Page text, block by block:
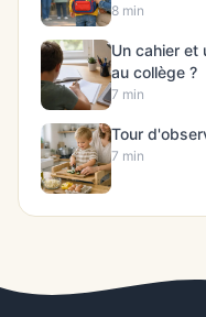
8 min
Un cahier et
au collège ?
7 min
Tour
7 min